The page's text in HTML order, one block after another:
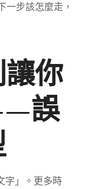
一步該怎麼走，
你
誤
字」。更多時